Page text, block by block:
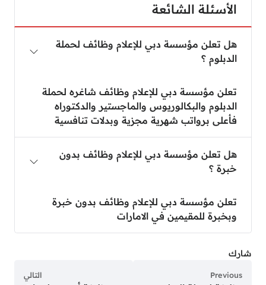
الأسئلة الشائعة
هل تعلن مؤسسة دبي للإعلام وظائف لحملة
الدبلوم ؟
تعلن مؤسسة دبي للإعلام وظائف شاغره لحملة
الدبلوم والبكالوريوس والماجستير والدكتوراه
فأعلى برواتب شهرية مجزية وبدلات تنافسية
هل تعلن مؤسسة دبي للإعلام وظائف بدون
خبرة ؟
تعلن مؤسسة دبي للإعلام وظائف بدون خبرة
وبخبرة للمقيمين في الامارات
شارك
Previous التالي